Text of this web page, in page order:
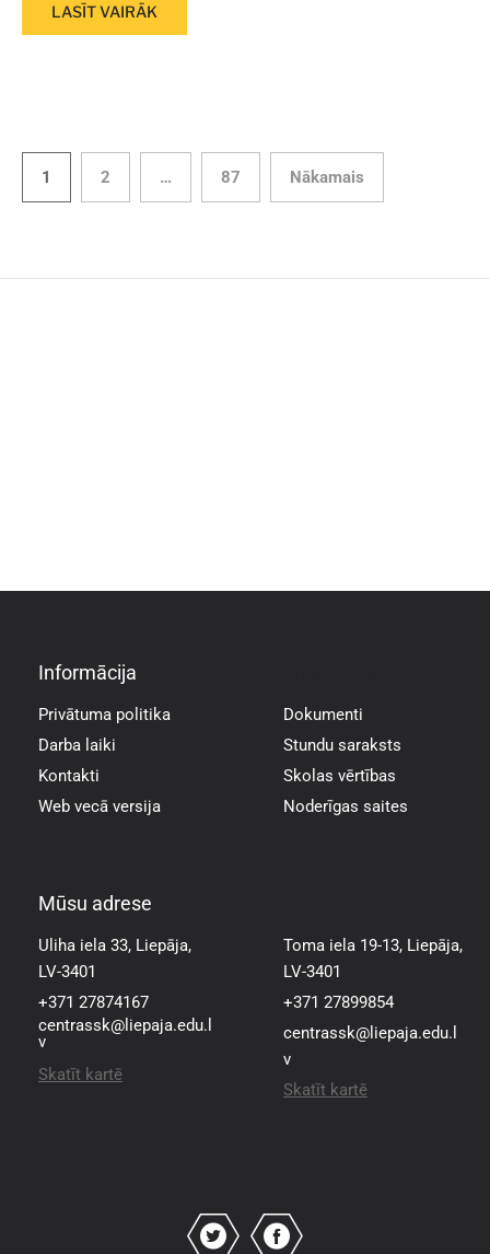
LASĪT VAIRĀK
Ziņu
1 2 … 87 Nākamais
Informācija
Privātuma politika
Darba laiki
Kontakti
Web vecā versija
Dokumenti
Stundu saraksts
Skolas vērtības
Noderīgas saites
Mūsu adrese
Uliha iela 33, Liepāja,
LV-3401
+371 27874167
centrassk@liepaja.edu.l
v
Skatīt kartē
Toma iela 19-13, Liepāja,
LV-3401
+371 27899854
centrassk@liepaja.edu.l
v
Skatīt kartē